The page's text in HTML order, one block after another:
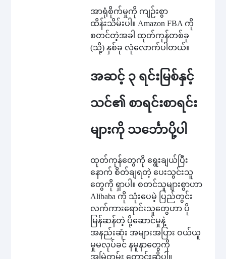
အာရုံစိုက်မှုကို ကျဉ်းစွာ
ထိန်းသိမ်းပါ။ Amazon FBA ကို
စတင်တဲ့အခါ ထုတ်ကုန်တစ်ခု
(သို့) နှစ်ခု လုံလောက်ပါတယ်။
အဆင့် ၃ ရင်းမြစ်နှင့်
သင်၏ စာရင်းစာရင်း
များကို သင်္ဘောပို့ပါ
ထုတ်ကုန်တွေကို ရွေးချယ်ပြီး
နောက် စိတ်ချရတဲ့ ပေးသွင်းသူ
တွေကို ရှာပါ။ စတင်သူများစွာဟာ
Alibaba ကို သုံးပေမဲ့ ပြည်တွင်း
လက်ကားရောင်းသူတွေဟာ ပို
မြန်ဆန်တဲ့ ပို့ဆောင်မှုနဲ့
အနည်းဆုံး အများအပြား ဝယ်ယူ
မှုမလုပ်ခင် နမူနာတွေကို
အမြဲတမ်း တောင်းဆိုပါ။